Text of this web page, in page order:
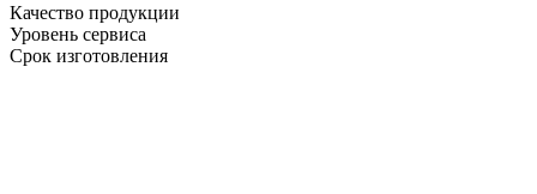
Качество продукции
Уровень сервиса
Срок изготовления